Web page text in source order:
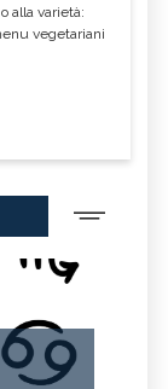
alla varietà:
vegetariani